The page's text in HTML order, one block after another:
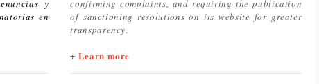
y
en
confirming complaints, and requiring the publication
of sanctioning resolutions on its website for greater
transparency.
+ Learn more